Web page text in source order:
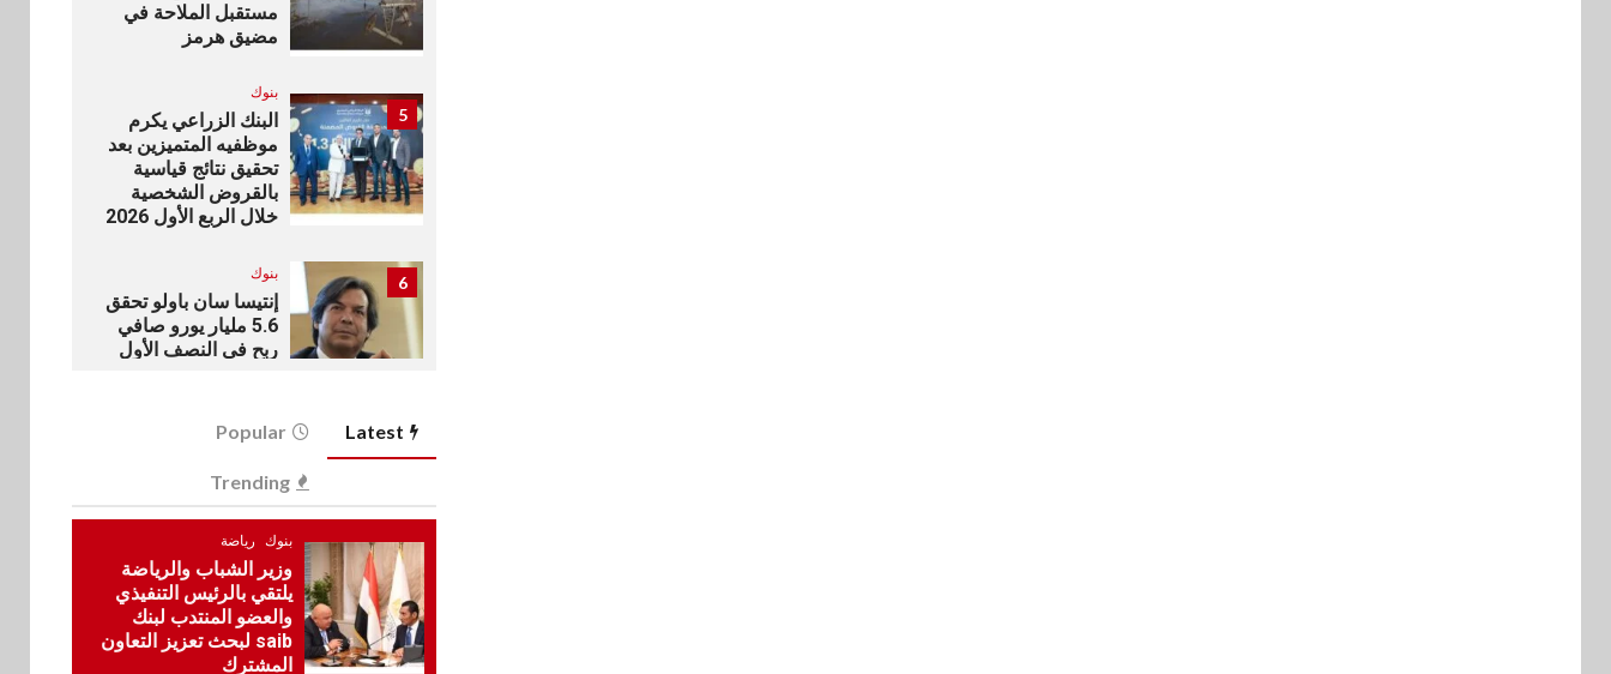
مستقبل الملاحة في
مضيق هرمز
5
بنوك
البنك الزراعي يكرم
موظفيه المتميزين بعد
تحقيق نتائج قياسية
بالقروض الشخصية
خلال الربع الأول 2026
6 بنوك
إنتيسا سان باولو تحقق
5.6 مليار يورو صافي
ربح في النصف الأول
اخبار
ندوة إلكترونية لدعم
الصادرات وتحقيق
مستهدفات رؤية مصر
2030
8 بنوك
بنك مصر يشارك في
فعالية اليوم العالمي
Latest
Popular
Trending
بنوك رياضة
وزير الشباب والرياضة
يلتقي بالرئيس التنفيذي
والعضو المنتدب لبنك
saib لبحث تعزيز التعاون
المشترك